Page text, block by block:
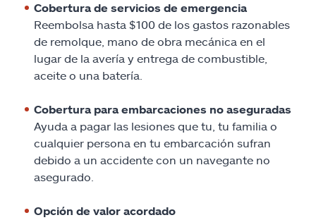
Cobertura de servicios de emergencia
Reembolsa hasta $100 de los gastos razonables
de remolque, mano de obra mecánica en el
lugar de la avería y entrega de combustible,
aceite o una batería.
Cobertura para embarcaciones no aseguradas
Ayuda a pagar las lesiones que tu, tu familia o
cualquier persona en tu embarcación sufran
debido a un accidente con un navegante no
asegurado.
Opción de valor acordado